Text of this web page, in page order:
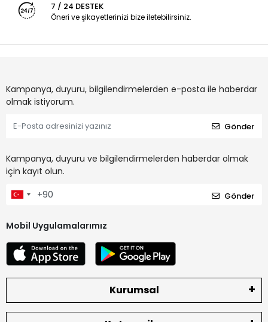
7 / 24 DESTEK
Öneri ve şikayetlerinizi bize iletebilirsiniz.
Kampanya, duyuru, bilgilendirmelerden e-posta ile haberdar
olmak istiyorum.
Gönder
Kampanya, duyuru ve bilgilendirmelerden haberdar olmak
için kayıt olun.
Gönder
Mobil Uygulamalarımız
Kurumsal